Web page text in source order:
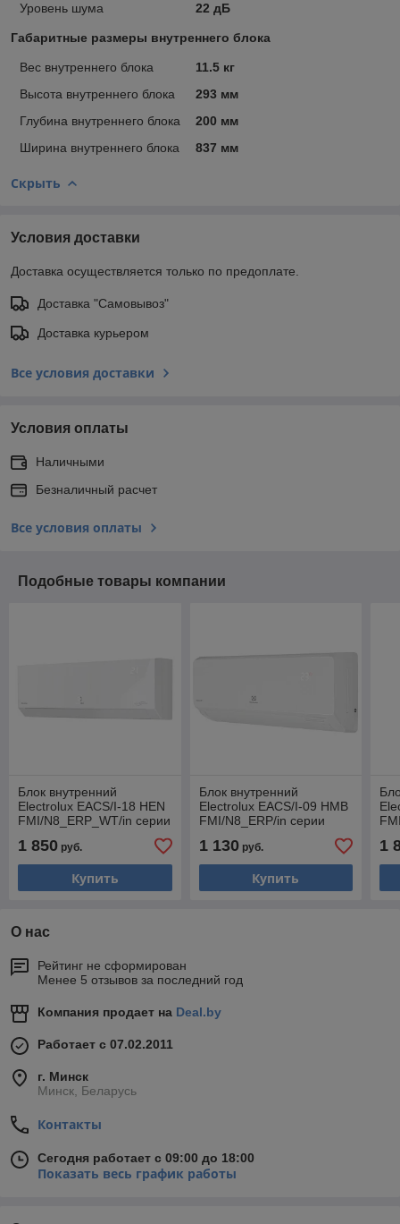
Уровень шума 22 дБ
Габаритные размеры внутреннего блока
Вес внутреннего блока
11.5 кг
Высота внутреннего блока
293 мм
Глубина внутреннего блока
200 мм
Ширина внутреннего блока
837 мм
Скрыть
Условия доставки
Доставка осуществляется только по предоплате.
Доставка "Самовывоз"
Доставка курьером
Все условия доставки
Условия оплаты
Наличными
Безналичный расчет
Все условия оплаты
Подобные товары компании
Блок внутренний
Electrolux EACS/I-18 HEN
FMI/N8_ERP_WT/in серии
трубы 1/4 + 3/8
1 850 руб.
Купить
Блок внутренний
Electrolux EACS/I-09 HMB
FMI/N8_ERP/in серии
трубы 1/4 + 3/8
1 130руб.
Купить
1
О нас
Рейтинг не сформирован
Менее 5 отзывов за последний год
Компания продает на Deal.by
Работает с 07.02.2011
г. Минск
Минск, Беларусь
Контакты
Сегодня работает с 09:00 до 18:00
Показать весь график работы